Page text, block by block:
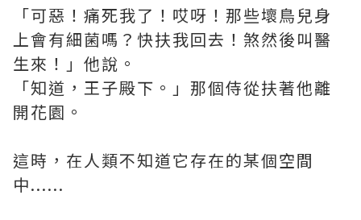
「可惡！痛死我了！哎呀！那些壞鳥兒身
上會有細菌嗎？快扶我回去！煞然後叫醫
生來！」他說。
「知道，王子殿下。」那個侍從扶著他離
開花園。
這時，在人類不知道它存在的某個空間
中......